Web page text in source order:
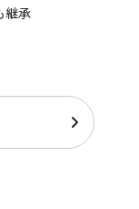
継承